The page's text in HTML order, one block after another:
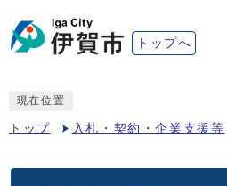
トップへ
現在位置
トップ 入札・契約・企業支援等